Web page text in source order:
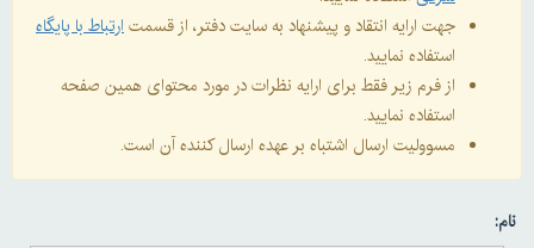
جهت ارایه انتقاد و پیشنهاد به سایت دفتر، از قسمتارتباط با پایگاه
استفاده نمایید.
از فرم زیر فقط برای ارایه نظرات در مورد محتوای همین صفحه
استفاده نمایید.
مسوولیت ارسال اشتباه بر عهده ارسال کننده آن است.
نام: